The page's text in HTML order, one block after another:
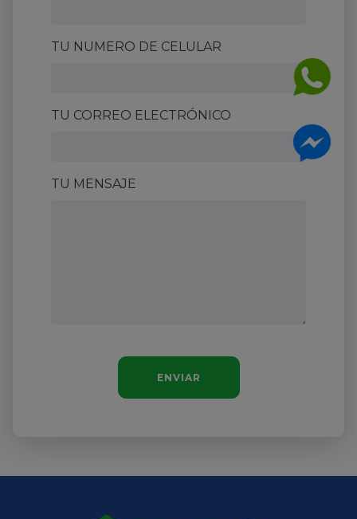
TU NUMERO DE CELULAR
TU CORREO ELECTRÓNICO
TU MENSAJE
ENVIAR